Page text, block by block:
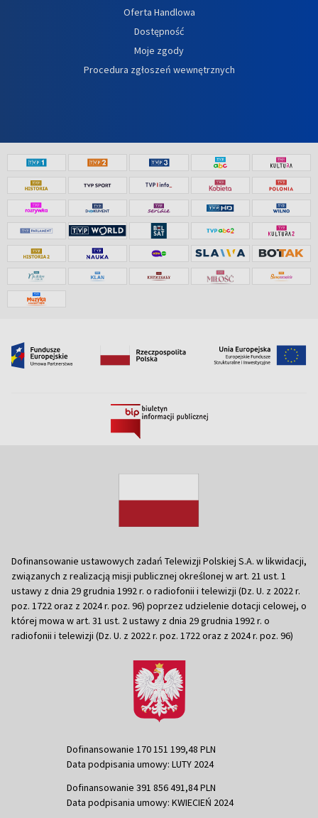
Oferta Handlowa
Dostępność
Moje zgody
Procedura zgłoszeń wewnętrznych
Dofinansowanie ustawowych zadań Telewizji Polskiej S.A. w likwidacji,
związanych z realizacją misji publicznej określonej w art. 21 ust. 1
ustawy z dnia 29 grudnia 1992 r. o radiofonii i telewizji (Dz. U. z 2022 r.
poz. 1722 oraz z 2024 r. poz. 96) poprzez udzielenie dotacji celowej, o
której mowa w art. 31 ust. 2 ustawy z dnia 29 grudnia 1992 r. o
radiofonii i telewizji (Dz. U. z 2022 r. poz. 1722 oraz z 2024 r. poz. 96)
Dofinansowanie 170 151 199,48 PLN
Data podpisania umowy: LUTY 2024
Dofinansowanie 391 856 491,84 PLN
Data podpisania umowy: KWIECIEŃ 2024